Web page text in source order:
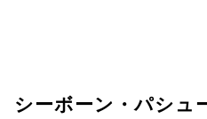
シーボーン・パシュ